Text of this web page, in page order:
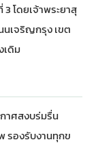
โดยเจ้าพระยาสุ
เจริญกรุง เขต
เดิม
าศสงบร่มรื่น
รองรับงานทุกข